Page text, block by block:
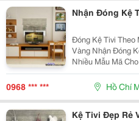
Nhận Đóng Kệ
Đóng Kệ Tivi Theo Mẫu Tại
Vàng Nhận Đóng
Nhiều Mẫu Mã
Loại Chất Liệu
Nghiệp, Gỗ Sồi,
0968 *** *** Hồ Chí
Kệ Tivi Đẹp Rẻ